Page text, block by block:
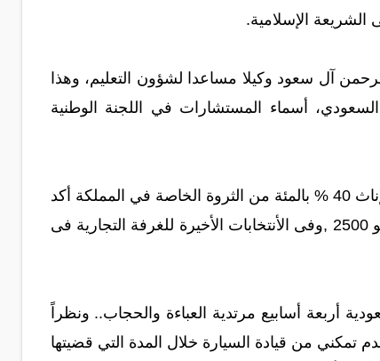
الشريعة الإسلامية.
عبد الرحمن آل سعود وكيلا مساعدا لشؤون التعليم، وهذا
أسماء المستشارات في اللجنة الوطنية
ووفقا لمنظمة العفو الدولية تمتلك النساء 390ر16 مصلحة تجارية، فيما تمتلك الإناث 40 % بالمئة من الثروة الخاصة في المملكة أكد
تقرير للمؤسسة السعودية للأستثمار ان سيدات الأعمال فى الأقتصاد السعودى يقدرن بنحو 2500 ,وفى الأنتخابات الأخيرة للغرفة التجارية فى
أربعة أسابيع مرتدية العباءة والحجاب.. ونظراً
من قيادة السيارة خلال المدة التي قضيتها